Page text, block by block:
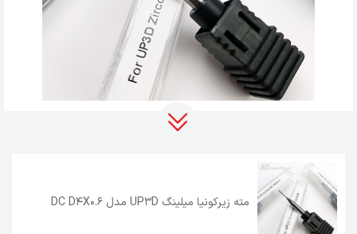
مته زیرکونیا میلینگ UP3D مدل DC D4X0.6